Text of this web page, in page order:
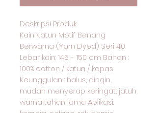
Deskripsi Produk
Kain Katun Motif Benang
Berwarna (Yarn Dyed) Seri 40
Lebar kain: 145 - 150 cm Bahan :
100% cotton / katun / kapas
Keunggulan : halus, dingin,
mudah menyerap keringat, jatuh,
warna tahan lama Aplikasi: